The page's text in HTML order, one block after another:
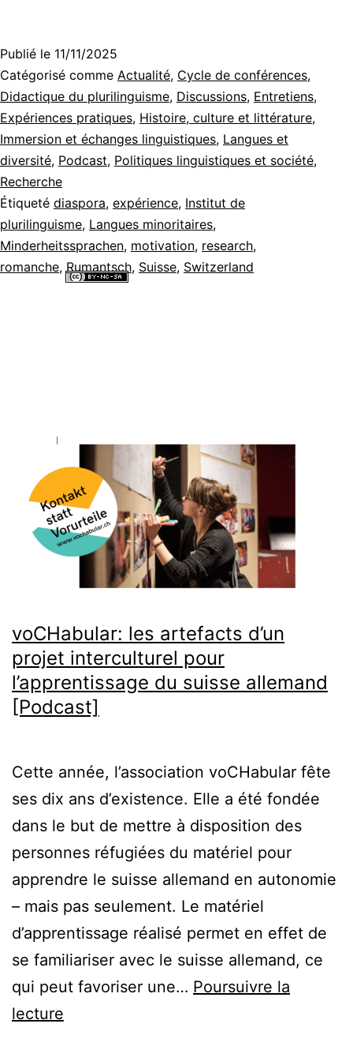
Publié le 11/11/2025
Catégorisé comme Actualité, Cycle de conférences,
Didactique du plurilinguisme, Discussions, Entretiens,
Expériences pratiques, Histoire, culture et littérature,
Immersion et échanges linguistiques, Langues et
diversité, Podcast, Politiques linguistiques et société,
Recherche
Étiqueté diaspora, expérience, Institut de
plurilinguisme, Langues minoritaires,
Minderheitssprachen, motivation, research,
romanche,Rumantsch, Suisse, Switzerland
voCHabular: les artefacts d’un
projet interculturel pour
l’apprentissage du suisse allemand
[Podcast]
Cette année, l’association voCHabular fête
ses dix ans d’existence. Elle a été fondée
dans le but de mettre à disposition des
personnes réfugiées du matériel pour
apprendre le suisse allemand en autonomie
– mais pas seulement. Le matériel
d’apprentissage réalisé permet en effet de
se familiariser avec le suisse allemand, ce
qui peut favoriser une… Poursuivre la
lecture